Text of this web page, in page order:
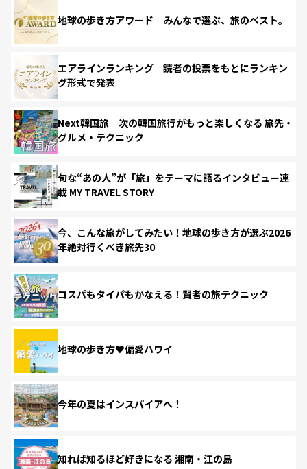
地球の歩き方アワード みんなで選ぶ、旅のベスト。
エアラインランキング 読者の投票をもとにランキン
グ形式で発表
Next韓国旅 次の韓国旅行がもっと楽しくなる 旅先・
グルメ・テクニック
旬な“あの人”が「旅」をテーマに語るインタビュー連
載 MY TRAVEL STORY
今、こんな旅がしてみたい！地球の歩き方が選ぶ2026
年絶対行くべき旅先30
コスパもタイパもかなえる！賢者の旅テクニック
地球の歩き方♥偏愛ハワイ
今年の夏はインスパイアへ！
知れば知るほど好きになる 湘南・江の島